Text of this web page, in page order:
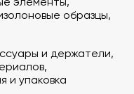
синий) – 1
(регулируемый) – 1
образцы,
и держатели,
и упаковка